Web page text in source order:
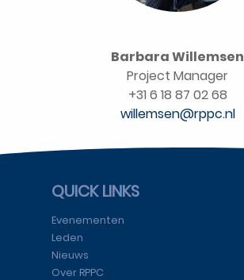
Barbara Willemsen
Project Manager
+31 6 18 87 02 68
willemsen@rppc.nl
QUICK LINKS
Evenementen
Leden
Nieuws
Over RPPC